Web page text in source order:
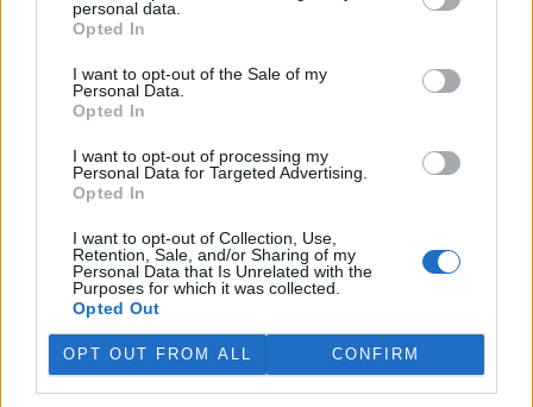
personal data.
Opted In
I want to opt-out of the Sale of my
Personal Data.
Opted In
I want to opt-out of processing my
Personal Data for Targeted Advertising.
Opted In
I want to opt-out of Collection, Use,
Retention, Sale, and/or Sharing of my
Personal Data that Is Unrelated with the
Purposes for which it was collected.
Opted Out
OPT OUT FROM ALL CONFIRM
Na koncích staletí, a tím spíše na koncích tisíciletí, byla vždy
pociťována jakási přelomovost, skonání jedné éry a začátek nové.
Ještě žádné tisíciletí, ba ani století, nezačínalo v období
ekologických hnutí.
Miroslav Förstl: BSE - Jíst se má v klidu
2.3.2001
Jíst se má v klidu. Ale co si při tom mám myslet o šílených kravách
vyšetří, ty nemocné se utratí, spálí, u nás BSE (bovinní
spongiformní encefalopatie, nemoc šílených krav) prostě není a
naše zpracování naší masokostní moučky při 133 stupňů C je přece
zcela bezpečné - říkali to i v televizi! A na dovoz masa i oné
podezřelé "západní" moučky nebyly valuty. Ale protože jsem
chytrý, znáte naše zemědělce, pro jistotu vynechám hovězí vůbec
(stejně mám raději vepřové a kuře) ... a raději už o tom nebudu
vůbec nic číst. A nechci ani už nic slyšet. Jsem v klidu, jsem za